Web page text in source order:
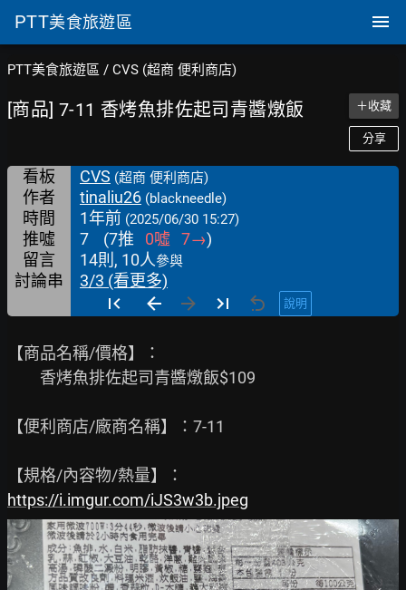
PTT美食旅遊區
PTT美食旅遊區 / CVS (超商 便利商店)
[商品] 7-11 香烤魚排佐起司青醬燉飯 ＋收藏
分享
看板 CVS (超商 便利商店)
作者 tinaliu26 (blackneedle)
時間 1年前 (2025/06/30 15:27)
推噓 7 (7推 0噓 7→)
留言
14則, 10人參與
討論串 3/3 (看更多)
說明
【商品名稱/價格】：
【便利商店/廠商名稱】：7-11
https://i.imgur.com/iJS3w3b.jpeg